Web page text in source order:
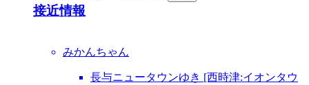
接近情報
みかんちゃん
長与ニュータウンゆき [西時津:イオンタウ